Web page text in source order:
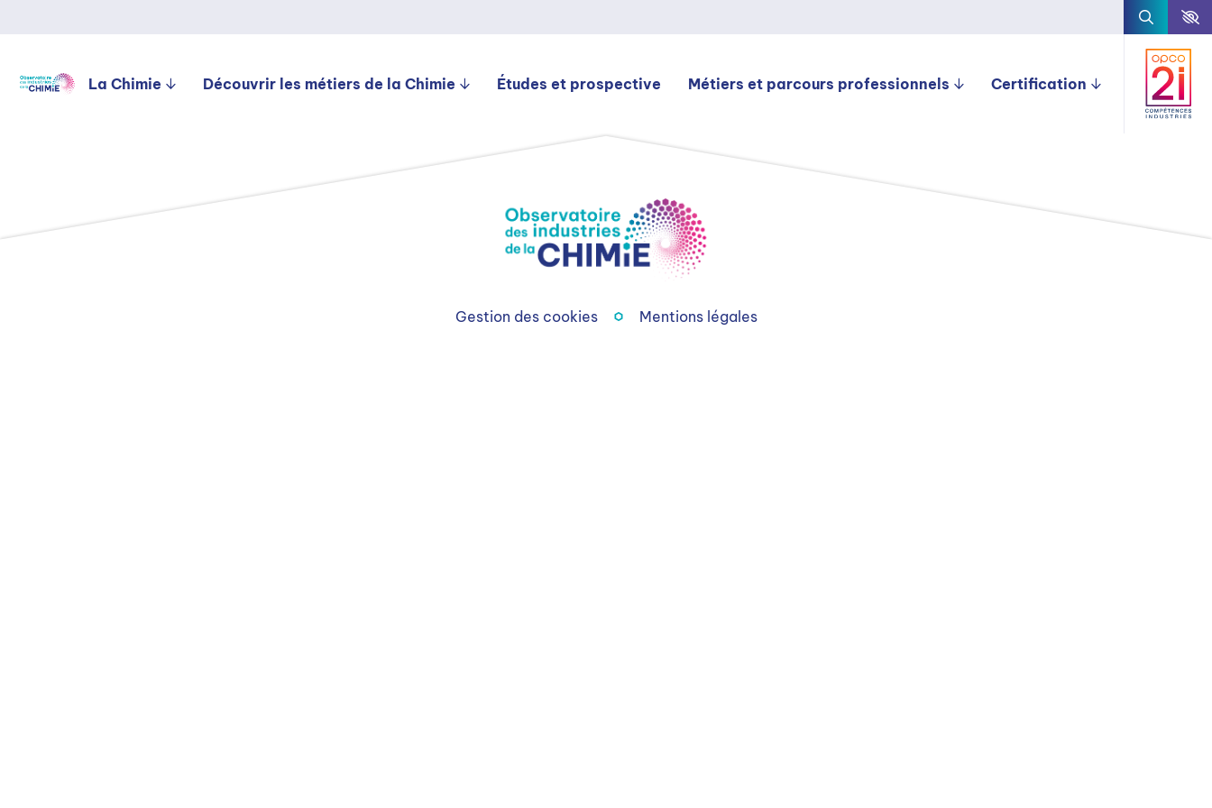
La Chimie Découvrir les métiers de la Chimie Études et prospective Métiers et parcours professionnels Certification
Gestion des cookies Mentions légales